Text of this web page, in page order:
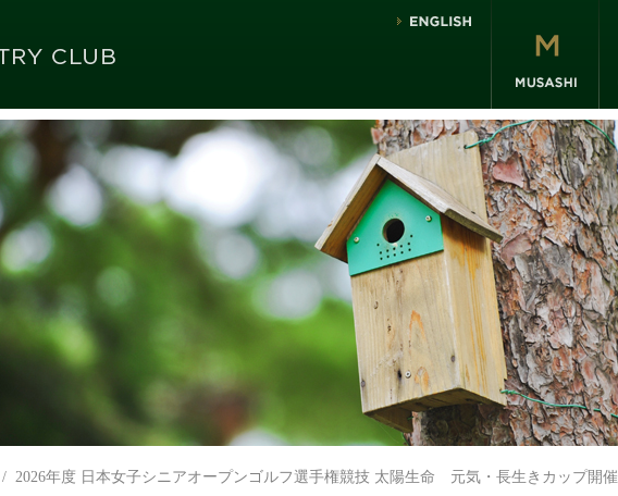
/ 2026年度 日本女子シニアオープンゴルフ選手権競技 太陽生命 元気・長生きカップ開催